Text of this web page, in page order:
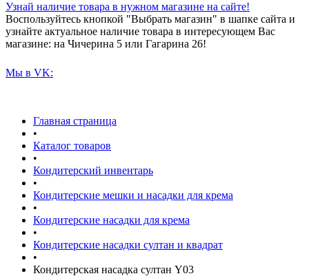
Узнай наличие товара в нужном магазине на сайте!
Воспользуйтесь кнопкой "Выбрать магазин" в шапке сайта и
узнайте актуальное наличие товара в интересующем Вас
магазине: на Чичерина 5 или Гагарина 26!
Мы в VK:
Главная страница
•
Каталог товаров
•
Кондитерский инвентарь
•
Кондитерские мешки и насадки для крема
•
Кондитерские насадки для крема
•
Кондитерские насадки султан и квадрат
•
Кондитерская насадка султан Y03